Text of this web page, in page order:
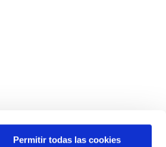
Permitir todas las cookies